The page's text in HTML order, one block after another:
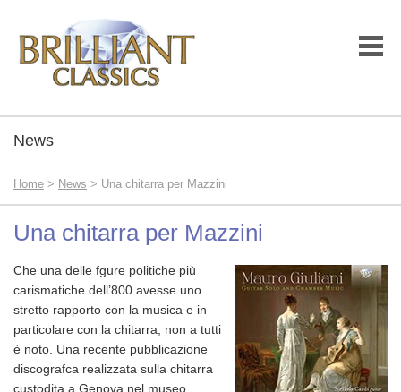
News
Home > News > Una chitarra per Mazzini
Una chitarra per Mazzini
Che una delle fgure politiche più
carismatiche dell’800 avesse uno
stretto rapporto con la musica e in
particolare con la chitarra, non a tutti
è noto. Una recente pubblicazione
discografca realizzata sulla chitarra
custodita a Genova nel museo